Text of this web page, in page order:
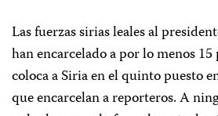
Las fuerzas sirias leales al
han encarcelado a por lo menos
coloca a Siria en el quinto puesto
que encarcelan a reporteros. A